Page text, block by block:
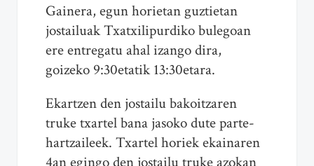
Gainera, egun horietan guztietan
jostailuak Txatxilipurdiko bulegoan
ere entregatu ahal izango dira,
goizeko 9:30etatik 13:30etara.
Ekartzen den jostailu bakoitzaren
truke txartel bana jasoko dute parte-
hartzaileek. Txartel horiek ekainaren
4an egingo den jostailu truke azokan